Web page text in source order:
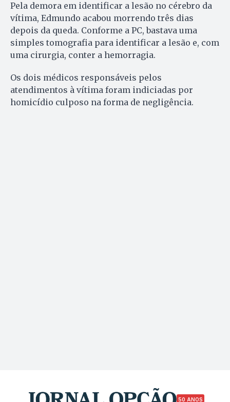
Pela demora em identificar a lesão no cérebro da
vítima, Edmundo acabou morrendo três dias
depois da queda. Conforme a PC, bastava uma
simples tomografia para identificar a lesão e, com
uma cirurgia, conter a hemorragia.
Os dois médicos responsáveis pelos
atendimentos à vítima foram indiciadas por
homicídio culposo na forma de negligência.
50 ANOS